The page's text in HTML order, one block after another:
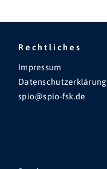
Rechtliches
Impressum
Datenschutzerklärung
spio@spio-fsk.de